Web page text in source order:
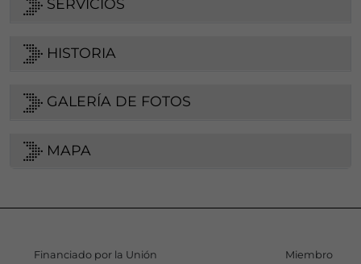
SERVICIOS
HISTORIA
GALERÍA DE FOTOS
MAPA
Financiado por la Unión Miembro